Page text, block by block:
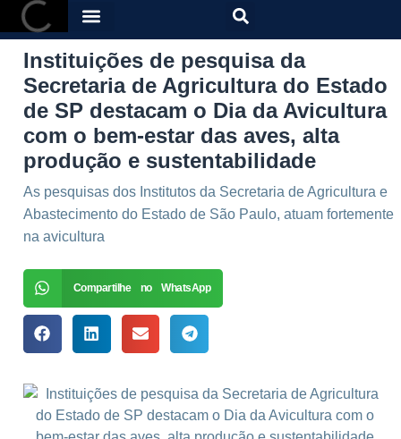
Instituições de pesquisa da
Secretaria de Agricultura do Estado
de SP destacam o Dia da Avicultura
com o bem-estar das aves, alta
produção e sustentabilidade
As pesquisas dos Institutos da Secretaria de Agricultura e
Abastecimento do Estado de São Paulo, atuam fortemente
na avicultura
Compartilhe no WhatsApp